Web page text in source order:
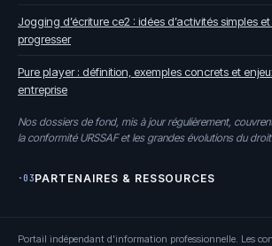
Jogging d’écriture ce2 : idées d’activités simples
progresser
Pure player : définition, exemples concrets et
entreprise
Nos dossiers de fond, mis à jour régulièrement,
la conformité URSSAF et les grandes évolutions du
·03PARTENAIRES & RESSOURCES
Portail indépendant d'information professionnelle. Les